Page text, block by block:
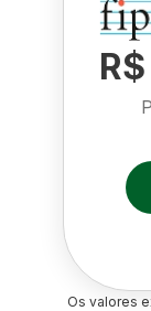
Os valores